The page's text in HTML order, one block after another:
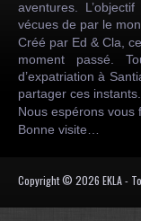
aventures.
vécues de par le
Créé par Ed & Cla,
moment passé.
d’expatriation à
partager ces instants.
Nous espérons
Bonne visite…
Copyright © 2026 EKLA -